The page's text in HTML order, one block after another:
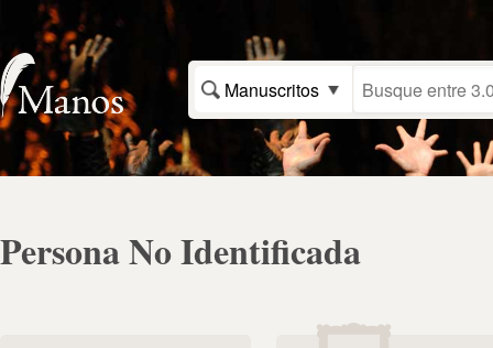
Manuscritos
Persona No Identificada